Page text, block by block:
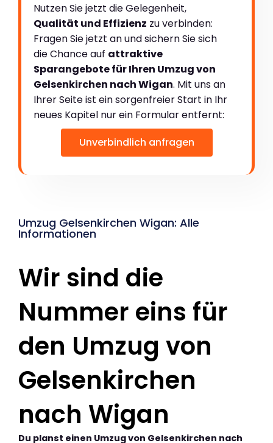
Nutzen Sie jetzt die Gelegenheit,
Qualität und Effizienz zu verbinden:
Fragen Sie jetzt an und sichern Sie sich
die Chance auf attraktive
Sparangebote für Ihren Umzug von
Gelsenkirchen nach Wigan. Mit uns an
Ihrer Seite ist ein sorgenfreier Start in Ihr
neues Kapitel nur ein Formular entfernt:
Unverbindlich anfragen
Umzug Gelsenkirchen Wigan: Alle
Informationen
Wir sind die
Nummer eins für
den Umzug von
Gelsenkirchen
nach Wigan
Du planst einen Umzug von Gelsenkirchen nach